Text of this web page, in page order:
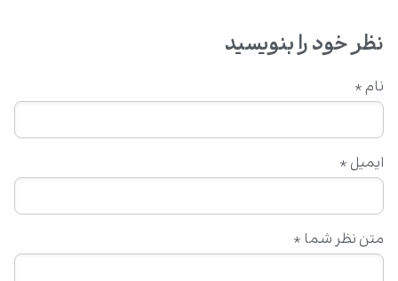
نظر خود را بنویسید
متن نظر شما *
نام *
ایمیل *